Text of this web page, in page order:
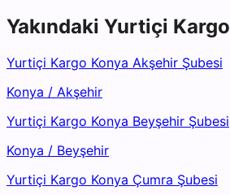
Yakındaki Yurtiçi Kargo
Yurtiçi Kargo Konya Akşehir Şubesi
Konya / Akşehir
Yurtiçi Kargo Konya Beyşehir Şubesi
Konya / Beyşehir
Yurtiçi Kargo Konya Çumra Şubesi